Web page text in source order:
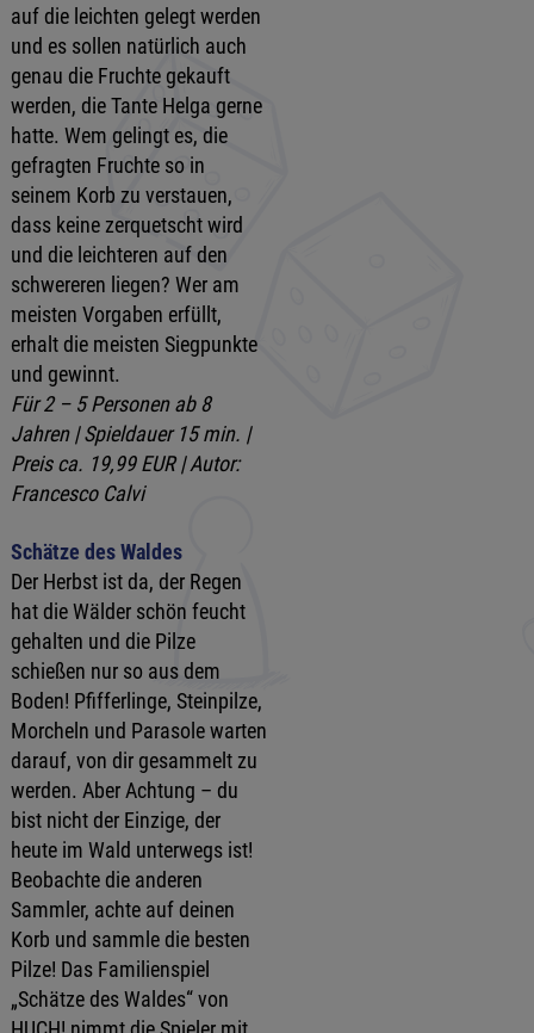
auf die leichten gelegt werden
und es sollen natürlich auch
genau die Fruchte gekauft
werden, die Tante Helga gerne
hatte. Wem gelingt es, die
gefragten Fruchte so in
seinem Korb zu verstauen,
dass keine zerquetscht wird
und die leichteren auf den
schwereren liegen? Wer am
meisten Vorgaben erfüllt,
erhalt die meisten Siegpunkte
und gewinnt.
Für 2 – 5 Personen ab 8
Jahren | Spieldauer 15 min. |
Preis ca. 19,99 EUR | Autor:
Francesco Calvi
Schätze des Waldes
Der Herbst ist da, der Regen
hat die Wälder schön feucht
gehalten und die Pilze
schießen nur so aus dem
Boden! Pfifferlinge, Steinpilze,
Morcheln und Parasole warten
darauf, von dir gesammelt zu
werden. Aber Achtung – du
bist nicht der Einzige, der
heute im Wald unterwegs ist!
Beobachte die anderen
Sammler, achte auf deinen
Korb und sammle die besten
Pilze! Das Familienspiel
„Schätze des Waldes“ von